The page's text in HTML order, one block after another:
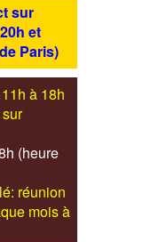
sur
et
Paris)
à 18h
(heure
réunion
mois à